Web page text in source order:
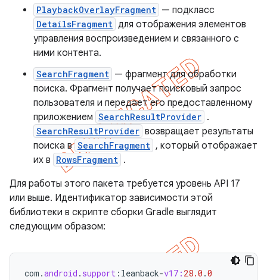
PlaybackOverlayFragment — подкласс
DetailsFragment для отображения элементов
управления воспроизведением и связанного с
ними контента.
SearchFragment — фрагмент для обработки
поиска. Фрагмент получает поисковый запрос
пользователя и передает его предоставленному
приложением SearchResultProvider .
SearchResultProvider возвращает результаты
поиска в SearchFragment , который отображает
их в RowsFragment .
Для работы этого пакета требуется уровень API 17
или выше. Идентификатор зависимости этой
библиотеки в скрипте сборки Gradle выглядит
следующим образом:
com .android . support : leanback-v17: 28.0 .0